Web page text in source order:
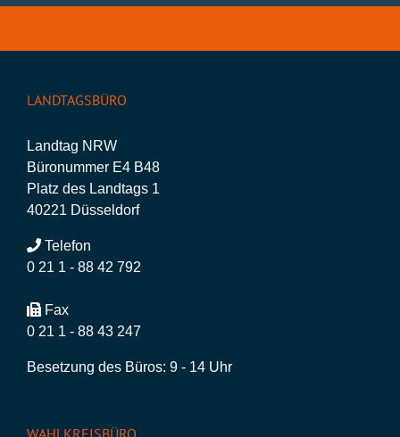
LANDTAGSBÜRO
Landtag NRW
Büronummer E4 B48
Platz des Landtags 1
40221 Düsseldorf
Telefon
0 21 1 - 88 42 792
Fax
0 21 1 - 88 43 247
Besetzung des Büros: 9 - 14 Uhr